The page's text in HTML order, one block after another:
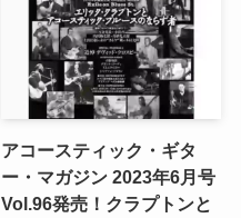
アコースティック・ギタ
ー・マガジン 2023年6月号
Vol.96発売！クラプトンと